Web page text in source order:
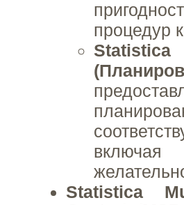
процедур
Statistica